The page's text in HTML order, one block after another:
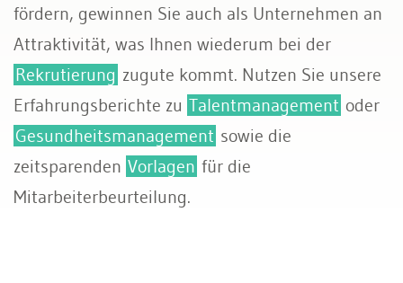
fördern, gewinnen Sie auch als Unternehmen an
Attraktivität, was Ihnen wiederum bei der
Rekrutierung zugute kommt. Nutzen Sie unsere
Erfahrungsberichte zu Talentmanagement oder
Gesundheitsmanagement sowie die
zeitsparenden Vorlagen für die
Mitarbeiterbeurteilung.